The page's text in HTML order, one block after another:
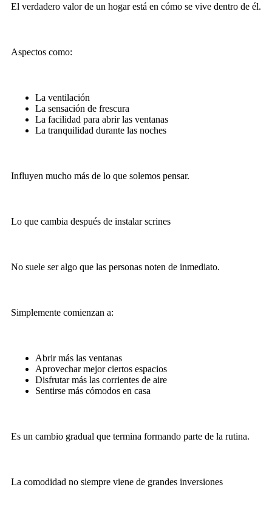
El verdadero valor de un hogar está en cómo se vive dentro de él.
Aspectos como:
La ventilación
La sensación de frescura
La facilidad para abrir las ventanas
La tranquilidad durante las noches
Influyen mucho más de lo que solemos pensar.
Lo que cambia después de instalar scrines
No suele ser algo que las personas noten de inmediato.
Simplemente comienzan a:
Abrir más las ventanas
Aprovechar mejor ciertos espacios
Disfrutar más las corrientes de aire
Sentirse más cómodos en casa
Es un cambio gradual que termina formando parte de la rutina.
La comodidad no siempre viene de grandes inversiones